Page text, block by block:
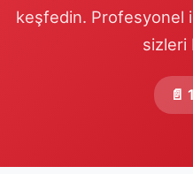
keşfedin. Profesyonel
sizleri
📄